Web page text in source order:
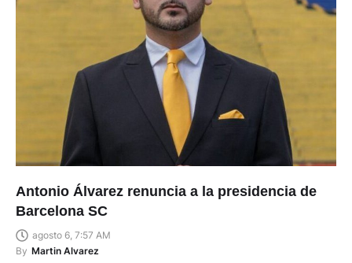
Antonio Álvarez renuncia a la presidencia de
Barcelona SC
agosto 6, 7:57 AM
By Martin Alvarez